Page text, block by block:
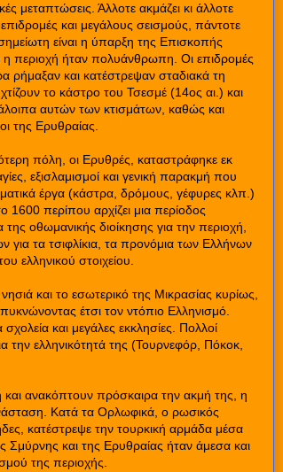
μεταπτώσεις. Άλλοτε ακμάζει κι άλλοτε
και μεγάλους σεισμούς, πάντοτε
είναι η ύπαρξη της Επισκοπής
περιοχή ήταν πολυάνθρωπη. Οι επιδρομές
και κατέστρεψαν σταδιακά τη
το κάστρο του Τσεσμέ (14ος αι.) και
αυτών των κτισμάτων, καθώς και
της Ερυθραίας.
πόλη, οι Ερυθρές, καταστράφηκε εκ
εξισλαμισμοί και γενική παρακμή που
έργα (κάστρα, δρόμους, γέφυρες κλπ.)
περίπου αρχίζει μια περίοδος
οθωμανικής διοίκησης για την περιοχή,
για τα τσιφλίκια, τα προνόμια των Ελλήνων
ελληνικού στοιχείου.
και το εσωτερικό της Μικρασίας κυρίως,
έτσι τον ντόπιο Ελληνισμό.
και μεγάλες εκκλησίες. Πολλοί
την ελληνικότητά της (Τουρνεφόρ, Πόκοκ,
ανακόπτουν πρόσκαιρα την ακμή της, η
Κατά τα Ορλωφικά, ο ρωσικός
κατέστρεψε την τουρκική αρμάδα μέσα
Σμύρνης και της Ερυθραίας ήταν άμεσα και
της περιοχής.